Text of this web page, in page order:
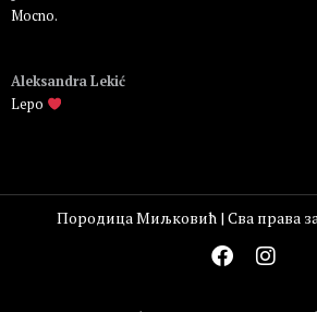
Mocno.
Aleksandra Lekić
Lepo
Породица Миљковић | Сва права